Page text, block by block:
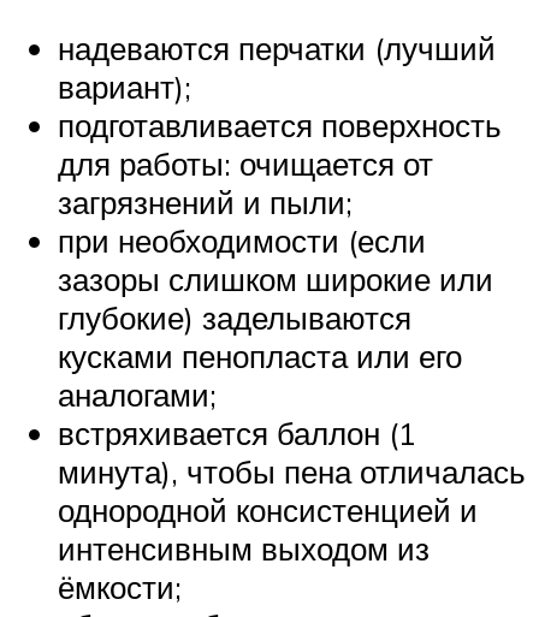
надеваются перчатки (лучший
вариант);
подготавливается поверхность
для работы: очищается от
загрязнений и пыли;
при необходимости (если
зазоры слишком широкие или
глубокие) заделываются
кусками пенопласта или его
аналогами;
встряхивается баллон (1
минута), чтобы пена отличалась
однородной консистенцией и
интенсивным выходом из
ёмкости;